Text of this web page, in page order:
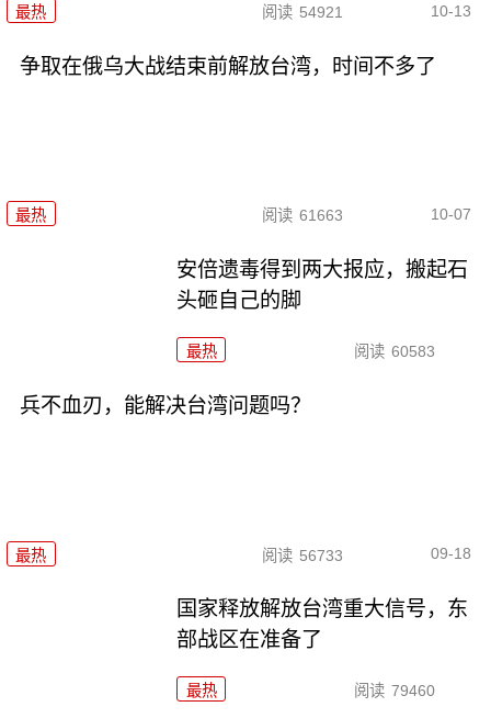
最热 阅读 54921 10-13
争取在俄乌大战结束前解放台湾，时间不多了
最热 阅读 61663 10-07
安倍遗毒得到两大报应，搬起石
头砸自己的脚
最热 阅读 60583
兵不血刃，能解决台湾问题吗？
最热 阅读 56733 09-18
国家释放解放台湾重大信号，东
部战区在准备了
最热 阅读 79460